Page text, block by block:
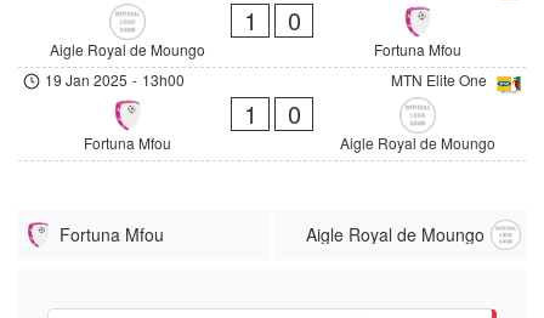
Aigle Royal de Moungo
1 0
Fortuna Mfou
MTN Elite One
19 Jan 2025 - 13h00
Fortuna Mfou
1 0
Aigle Royal de Moungo
Fortuna Mfou Aigle Royal de Moungo